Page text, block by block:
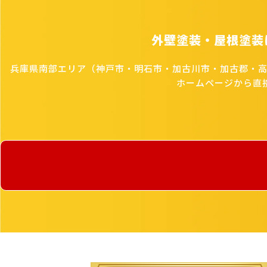
外壁塗装・屋根塗
兵庫県南部エリア（神戸市・明石市・加古川市・加古郡・
ホームページから直